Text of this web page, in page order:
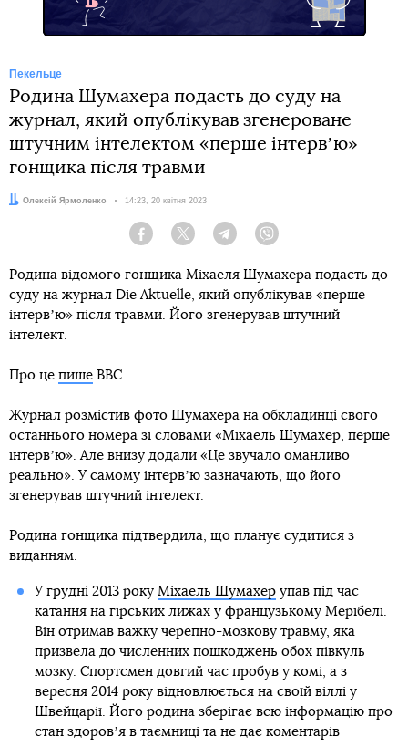
Пекельце
Родина Шумахера подасть до суду на
журнал, який опублікував згенероване
штучним інтелектом «перше інтервʼю»
гонщика після травми
Автор:
Олексій Ярмоленко Дата:
14:23, 20 квітня 2023
Facebook Twitter Telegram
Родина відомого гонщика Міхаеля Шумахера подасть до
суду на журнал Die Aktuelle, який опублікував «перше
інтервʼю» після травми. Його згенерував штучний
інтелект.
Про це пише BBC.
Журнал розмістив фото Шумахера на обкладинці свого
останнього номера зі словами «Міхаель Шумахер, перше
інтервʼю». Але внизу додали «Це звучало оманливо
реально». У самому інтервʼю зазначають, що його
згенерував штучний інтелект.
Родина гонщика підтвердила, що планує судитися з
виданням.
У грудні 2013 року Міхаель Шумахерупав під час
катання на гірських лижах у французькому Мерібелі.
Він отримав важку черепно-мозкову травму, яка
призвела до численних пошкоджень обох півкуль
мозку. Спортсмен довгий час пробув у комі, а з
вересня 2014 року відновлюється на своїй віллі у
Швейцарії. Його родина зберігає всю інформацію про
стан здоровʼя в таємниці та не дає коментарів